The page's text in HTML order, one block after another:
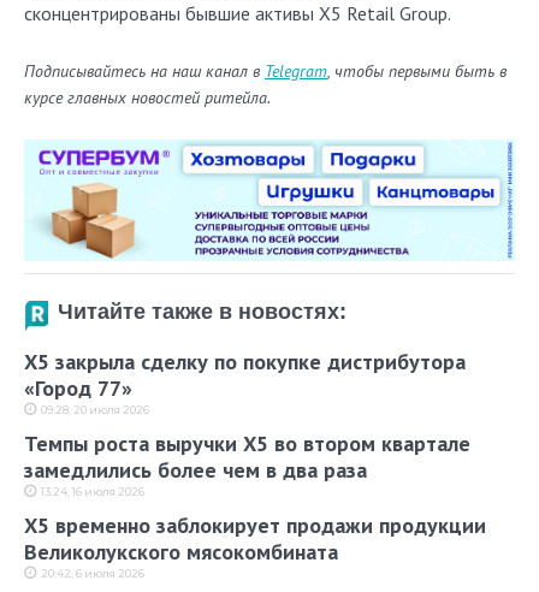
сконцентрированы бывшие активы X5 Retail Group.
Подписывайтесь на наш канал в Telegram, чтобы первыми быть в
курсе главных новостей ритейла.
Читайте также в новостях:
X5 закрыла сделку по покупке дистрибутора
«Город 77»
09:28, 20 июля 2026
Темпы роста выручки X5 во втором квартале
замедлились более чем в два раза
13:24, 16 июля 2026
X5 временно заблокирует продажи продукции
Великолукского мясокомбината
20:42, 6 июля 2026